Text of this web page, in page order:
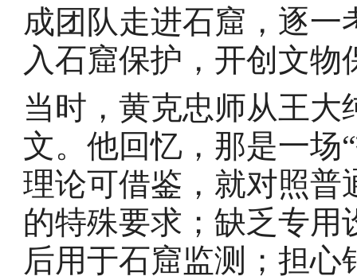
成团队走进石窟，逐
入石窟保护，开创文物
当时，黄克忠师从王
文。他回忆，那是一场
理论可借鉴，就对照普
的特殊要求；缺乏专
后用于石窟监测；担